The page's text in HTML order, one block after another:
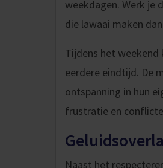
weekdagen. Werk je
die lawaai maken
Tijdens het weekend
eerdere eindtijd. De
ontspanning in hun
frustratie en
Naast het